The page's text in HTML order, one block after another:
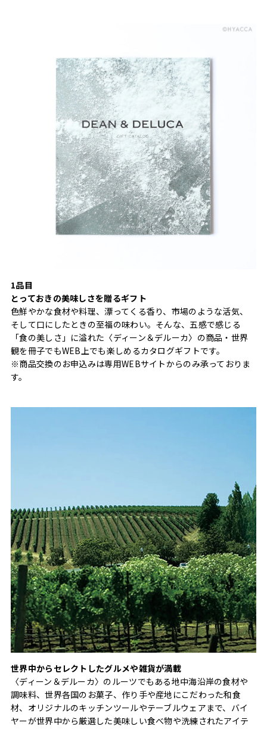
1品目
とっておきの美味しさを贈るギフト
色鮮やかな食材や料理、漂ってくる香り、市場のような活気、
そして口にしたときの至福の味わい。そんな、五感で感じる
「食の美しさ」に溢れた〈ディーン＆デルーカ〉の商品・世界
観を冊子でもWEB上でも楽しめるカタログギフトです。
※商品交換のお申込みは専用WEBサイトからのみ承っておりま
す。
世界中からセレクトしたグルメや雑貨が満載
〈ディーン＆デルーカ〉のルーツでもある地中海沿岸の食材や
調味料、世界各国のお菓子、作り手や産地にこだわった和食
材、オリジナルのキッチンツールやテーブルウェアまで、バイ
ヤーが世界中から厳選した美味しい食べ物や洗練されたアイテ